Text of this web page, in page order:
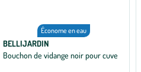
Économe en eau
BELLIJARDIN
Bouchon de vidange noir pour cuve